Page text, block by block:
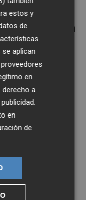
la afiliación en
ha crecido en
con
año hay
términos
alcanzado
bien en
por encima
en
estos y
de
aplican
en
a
.
en
de